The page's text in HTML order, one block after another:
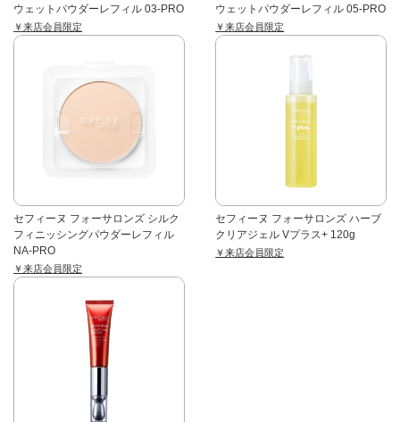
ウェットパウダーレフィル 03-PRO
￥来店会員限定
ウェットパウダーレフィル 05-PRO
￥来店会員限定
セフィーヌ フォーサロンズ シルク
フィニッシングパウダーレフィル
NA-PRO
￥来店会員限定
セフィーヌ フォーサロンズ ハーブ
クリアジェル Vプラス+ 120g
￥来店会員限定